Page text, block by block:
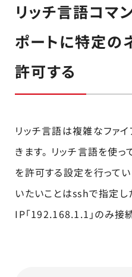
リッチ言語コマ
ポートに特定の
許可する
リッチ言語は複雑なファ
きます。 リッチ言語を使
を許可する設定を行って
いたいことはsshで指定
IP「192.168.1.1」のみ接